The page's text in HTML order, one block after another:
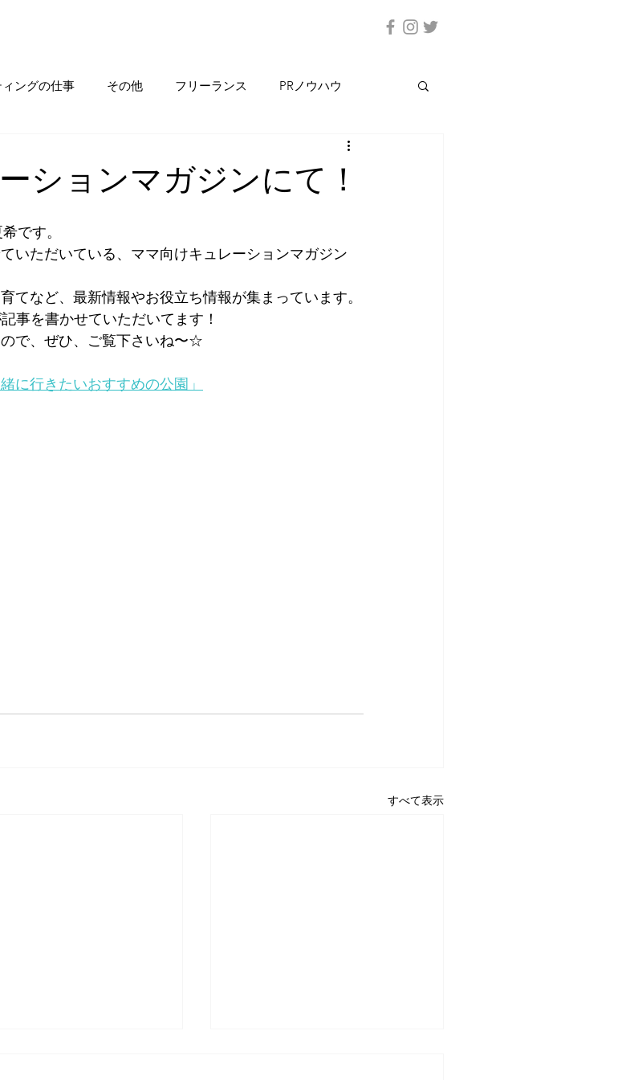
ングの仕事 その他 フリーランス PRノウハウ
ションマガジンにて！
です。
いただいている、ママ向けキュレーションマガジン
てなど、最新情報やお役立ち情報が集まっています。
事を書かせていただいてます！
で、ぜひ、ご覧下さいね〜☆
に行きたいおすすめの公園」
すべて表示